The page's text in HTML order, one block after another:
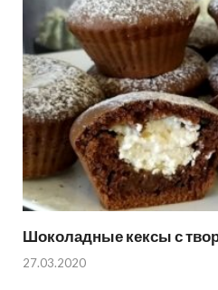
Шоколадные кексы с
27.03.2020